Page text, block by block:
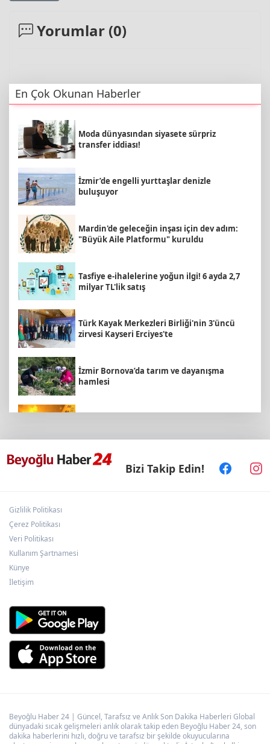
Yorumlar (0)
En Çok Okunan Haberler
Moda dünyasından siyasete sürpriz
transfer iddiası!
İzmir’de engelli yurttaşlar denizle
buluşuyor
Mardin'de geleceğin inşası için dev adım:
"Büyük Aile Platformu" kuruldu
Tasfiye e-ihalelerine yoğun ilgi! 6 ayda 2,7
milyar TL'lik satış
Türk Kayak Merkezleri Birliği'nin 3'üncü
zirvesi Kayseri Erciyes'te
İzmir Bornova’da tarım ve dayanışma
hamlesi
Kayseri Talas'a yeni müze geliyor
Bizi Takip Edin!
Gizlilik Politikası
Çerez Politikası
Veri Politikası
Kullanım Şartnamesi
Künye
İletişim
Beyoğlu Haber 24 | Güncel, Tarafsız ve Anlık Son Dakika Haberleri Global
dünyadaki sıcak gelişmeleri anlık olarak takip eden Beyoğlu Haber 24, son
dakika haberlerini hızlı, doğru ve tarafsız bir şekilde okuyucularına